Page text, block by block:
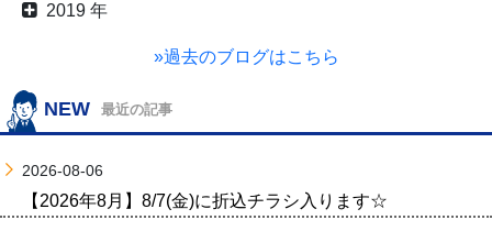
2019 年
»過去のブログはこちら
NEW 最近の記事
2026-08-06
【2026年8月】8/7(金)に折込チラシ入ります☆